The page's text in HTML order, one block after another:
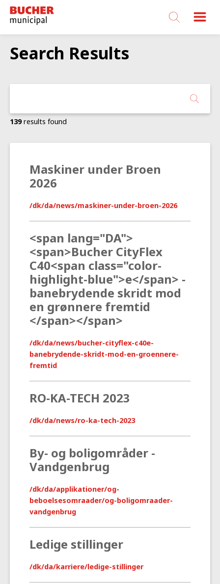
Bucher
Municipal
Search Results
139results found
Maskiner under Broen
2026
/dk/da/news/maskiner-under-broen-2026
<span lang="DA">
<span>Bucher CityFlex
C40<span class="color-
highlight-blue">e</span> -
banebrydende skridt mod
en grønnere fremtid
</span></span>
/dk/da/news/bucher-cityflex-c40e-
banebrydende-skridt-mod-en-groennere-
fremtid
RO-KA-TECH 2023
/dk/da/news/ro-ka-tech-2023
By- og boligområder -
Vandgenbrug
/dk/da/applikationer/og-
beboelsesomraader/og-boligomraader-
vandgenbrug
Ledige stillinger
/dk/da/karriere/ledige-stillinger